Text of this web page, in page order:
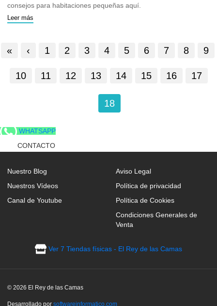
consejos para habitaciones pequeñas aquí.
Leer más
« ‹ 1 2 3 4 5 6 7 8 9
10 11 12 13 14 15 16 17
18
WHATSAPP
CONTACTO
Nuestro Blog
Nuestros Vídeos
Canal de Youtube
Aviso Legal
Política de privacidad
Política de Cookies
Condiciones Generales de
Venta
Ver 7 Tiendas físicas - El Rey de las Camas
© 2026 El Rey de las Camas
Desarrollado por softwareinformatico.com